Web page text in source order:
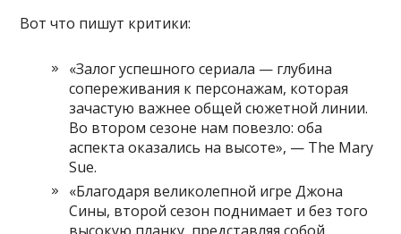
Вот что пишут критики:
«Залог успешного сериала — глубина
сопереживания к персонажам, которая
зачастую важнее общей сюжетной линии.
Во втором сезоне нам повезло: оба
аспекта оказались на высоте», — The Mary
Sue.
«Благодаря великолепной игре Джона
Сины, второй сезон поднимает и без того
высокую планку, представляя собой